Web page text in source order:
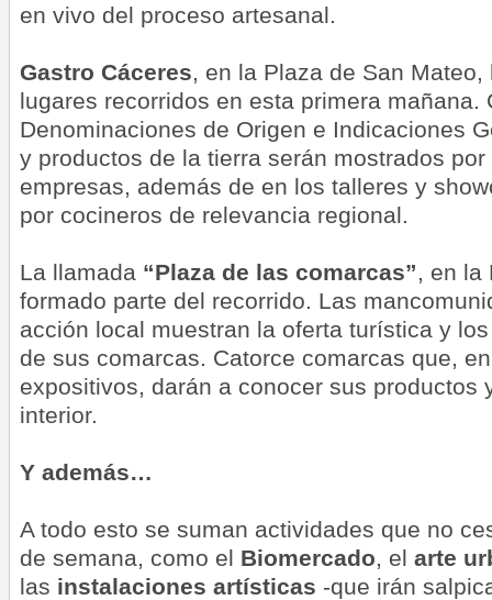
en vivo del proceso artesanal.
Gastro Cáceres , en la Plaza de San
lugares recorridos en esta primera mañana.
Denominaciones de Origen e Indicaciones
y productos de la tierra serán mostrados
empresas, además de en los talleres y
por cocineros de relevancia regional.
La llamada “Plaza de las comarcas” , en
formado parte del recorrido. Las
acción local muestran la oferta turística y
de sus comarcas. Catorce comarcas que,
expositivos, darán a conocer sus productos
interior.
Y además…
A todo esto se suman actividades que no
de semana, como el Biomercado , el arte
las instalaciones artísticas -que irán